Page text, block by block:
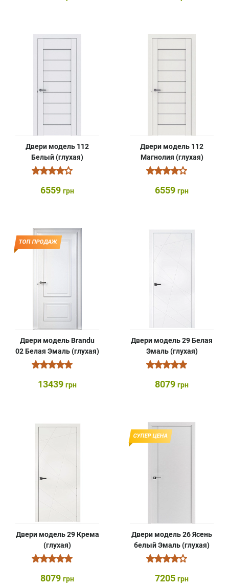
Двери модель 112
Белый (глухая)
6559 грн
Двери модель 112
Магнолия (глухая)
6559 грн
ТОП ПРОДАЖ
Двери модель Brandu
02 Белая Эмаль (глухая)
13439 грн
Двери модель 29 Белая
Эмаль (глухая)
8079 грн
Двери модель 29 Крема
(глухая)
8079 грн
СУПЕР ЦЕНА
Двери модель 26 Ясень
белый Эмаль (глухая)
7205 грн